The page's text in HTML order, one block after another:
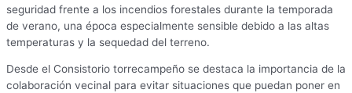
seguridad frente a los incendios forestales durante la temporada
de verano, una época especialmente sensible debido a las altas
temperaturas y la sequedad del terreno.
Desde el Consistorio torrecampeño se destaca la importancia de la
colaboración vecinal para evitar situaciones que puedan poner en